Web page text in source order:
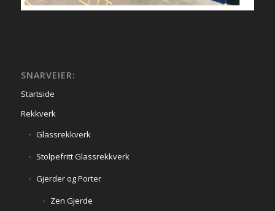
SNARVEIER:
Startside
Rekkverk
Glassrekkverk
Stolpefritt Glassrekkverk
Gjerder og Porter
Zen Gjerde